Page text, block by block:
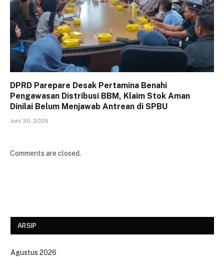
DPRD Parepare Desak Pertamina Benahi
Pengawasan Distribusi BBM, Klaim Stok Aman
Dinilai Belum Menjawab Antrean di SPBU
Juni 30, 2026
Comments are closed.
ARSIP
Agustus 2026